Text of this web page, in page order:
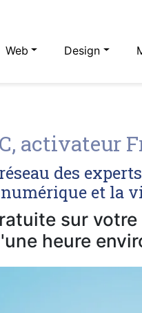
Web Design
activateur
des
et la
sur
heure